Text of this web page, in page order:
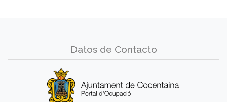
Datos de Contacto